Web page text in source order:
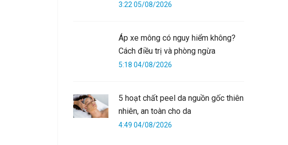
3:22 05/08/2026
Áp xe mông có nguy hiểm không?
Cách điều trị và phòng ngừa
5:18 04/08/2026
5 hoạt chất peel da nguồn gốc thiên
nhiên, an toàn cho da
4:49 04/08/2026